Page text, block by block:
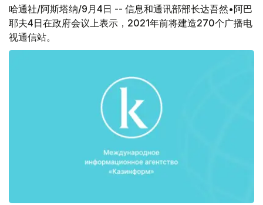
哈通社/阿斯塔纳/9月4日 -- 信息和通讯部部长达吾然•阿巴
耶夫4日在政府会议上表示，2021年前将建造270个广播电
视通信站。